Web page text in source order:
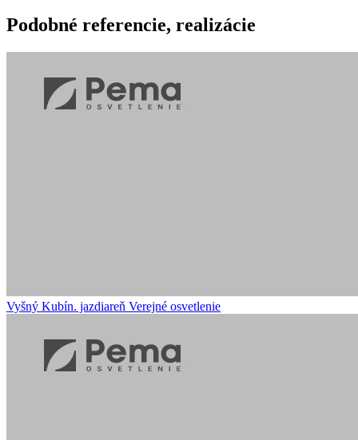
Podobné referencie, realizácie
Vyšný Kubín. jazdiareň Verejné osvetlenie